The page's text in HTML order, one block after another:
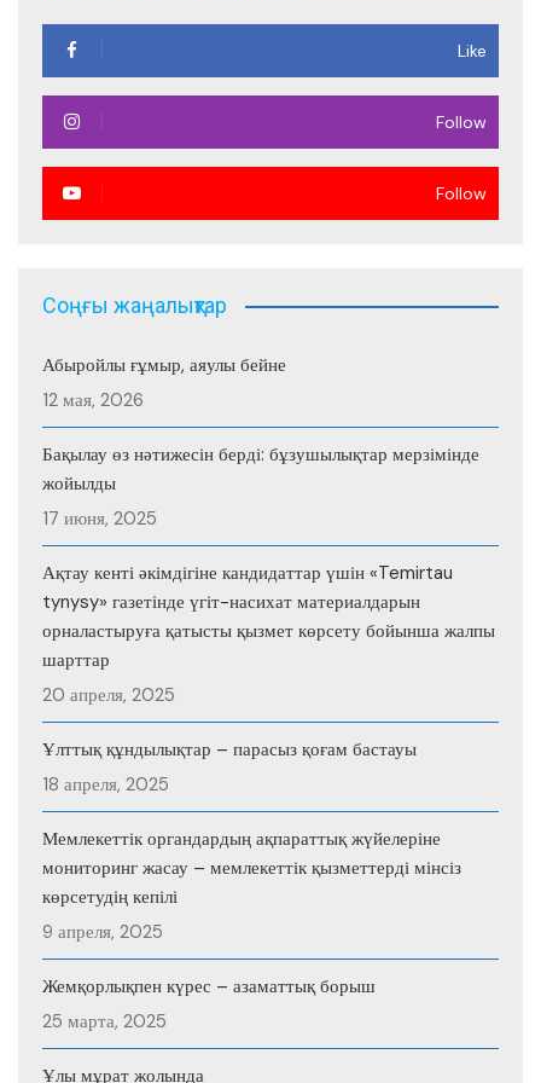
Like
Follow
Follow
Соңғы жаңалықтар
Абыройлы ғұмыр, аяулы бейне
12 мая, 2026
Бақылау өз нәтижесін берді: бұзушылықтар мерзімінде
жойылды
17 июня, 2025
Ақтау кенті әкімдігіне кандидаттар үшін «Temirtau
tynysy» газетінде үгіт-насихат материалдарын
орналастыруға қатысты қызмет көрсету бойынша жалпы
шарттар
20 апреля, 2025
Ұлттық құндылықтар – парасыз қоғам бастауы
18 апреля, 2025
Мемлекеттік органдардың ақпараттық жүйелеріне
мониторинг жасау – мемлекеттік қызметтерді мінсіз
көрсетудің кепілі
9 апреля, 2025
Жемқорлықпен күрес – азаматтық борыш
25 марта, 2025
Ұлы мұрат жолында